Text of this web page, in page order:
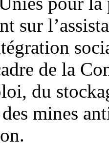
sur
de la
du
mines